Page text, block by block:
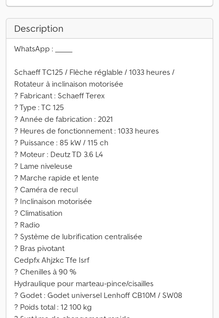
Description
WhatsApp : _____
Schaeff TC125 / Flèche réglable / 1033 heures /
Rotateur à inclinaison motorisée
? Fabricant : Schaeff Terex
? Type : TC 125
? Année de fabrication : 2021
? Heures de fonctionnement : 1033 heures
? Puissance : 85 kW / 115 ch
? Moteur : Deutz TD 3.6 L4
? Lame niveleuse
? Marche rapide et lente
? Caméra de recul
? Inclinaison motorisée
? Climatisation
? Radio
? Système de lubrification centralisée
? Bras pivotant
Cedpfx Ahjzkc Tfe Isrf
? Chenilles à 90 %
Hydraulique pour marteau-pince/cisailles
? Godet : Godet universel Lenhoff CB10M / SW08
? Poids total : 12 100 kg